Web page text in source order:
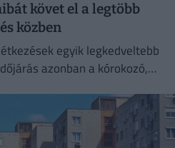
követ el a legtöbb
közben
egyik legkedveltebb
azonban a kórokozó,